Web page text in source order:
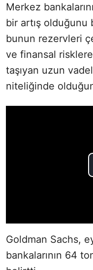
Merkez
bir artış olduğunu
bunun rezervleri
ve finansal risklere
taşıyan uzun
niteliğinde
Goldman Sachs,
bankalarının 64